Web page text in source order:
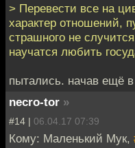
> Перевести все на
характер отношений,
страшного не
научатся любить
пытались. начав ещё
necro-tor »
#14 | 06.04.17 07:39
Кому: Маленький Мук,